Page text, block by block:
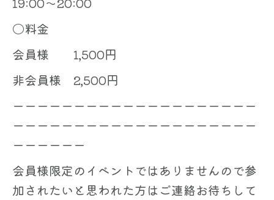
〇料金
会員様 1,500円
非会員様 2,500円
ーーーーーーーーーーーーーーーーーーーー
ーーーーーーーーーーーーーーーーーーーー
ーーーーーー
会員様限定のイベントではありませんので参
加されたいと思われた方はご連絡お待ちして